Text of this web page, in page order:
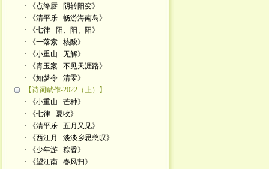
· 《点绛唇 . 阴转阳变》
· 《清平乐 . 畅游海南岛》
· 《七律 . 阳、阳、阳》
· 《一落索 . 核酸》
· 《小重山 . 无解》
· 《青玉案 . 不见天涯路》
· 《如梦令 . 清零》
【诗词赋作-2022（上）】
· 《小重山 . 芒种》
· 《七律 . 夏收》
· 《清平乐 . 五月又见》
· 《西江月 . 淡淡乡思愁叹》
· 《少年游 . 粽香》
· 《望江南 . 春风扫》